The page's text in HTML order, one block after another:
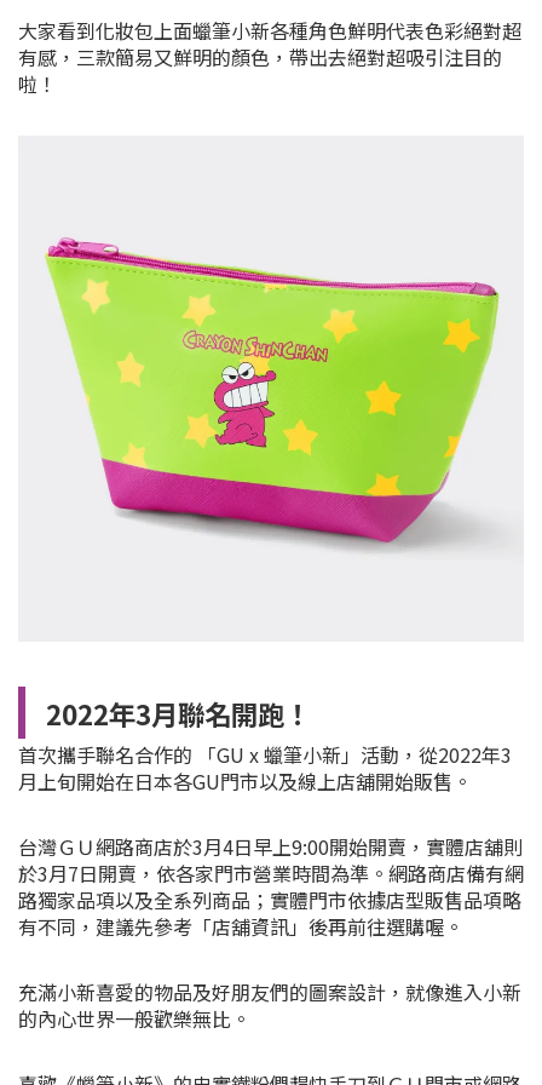
大家看到化妝包上面蠟筆小新各種角色鮮明代表色彩絕對超
有感， 三款簡易又鮮明的顏色，帶出去絕對超吸引注目的
啦！
2022年3月聯名開跑！
首次攜手聯名合作的 「GU x 蠟筆小新」活動，從2022年3
月上旬開始在日本各GU門市以及線上店舖開始販售。
台灣ＧＵ網路商店於3月4日早上9:00開始開賣，實體店舖則
於3月7日開賣，依各家門市營業時間為準。網路商店備有網
路獨家品項以及全系列商品；實體門市依據店型販售品項略
有不同，建議先參考「店舖資訊」後再前往選購喔。
充滿小新喜愛的物品及好朋友們的圖案設計，就像進入小新
的內心世界一般歡樂無比。